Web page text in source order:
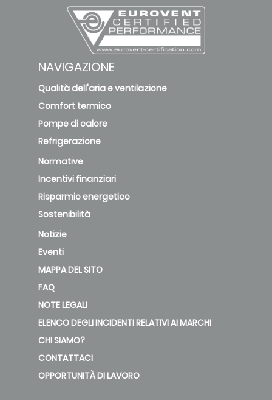
NAVIGAZIONE
Qualità dell'aria e ventilazione
Comfort termico
Pompe di calore
Refrigerazione
Normative
Incentivi finanziari
Risparmio energetico
Sostenibilità
Notizie
Eventi
MAPPA DEL SITO
FAQ
NOTE LEGALI
ELENCO DEGLI INCIDENTI RELATIVI AI MARCHI
CHI SIAMO?
CONTATTACI
OPPORTUNITÀ DI LAVORO